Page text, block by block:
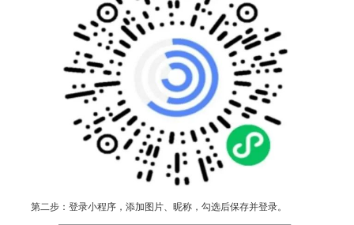
第二步：登录小程序，添加图片、昵称，勾选后保存并登录。